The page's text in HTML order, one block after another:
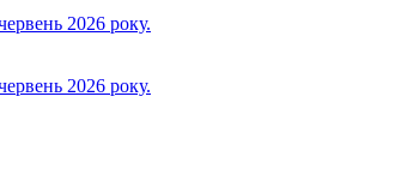
2026 року.
2026 року.